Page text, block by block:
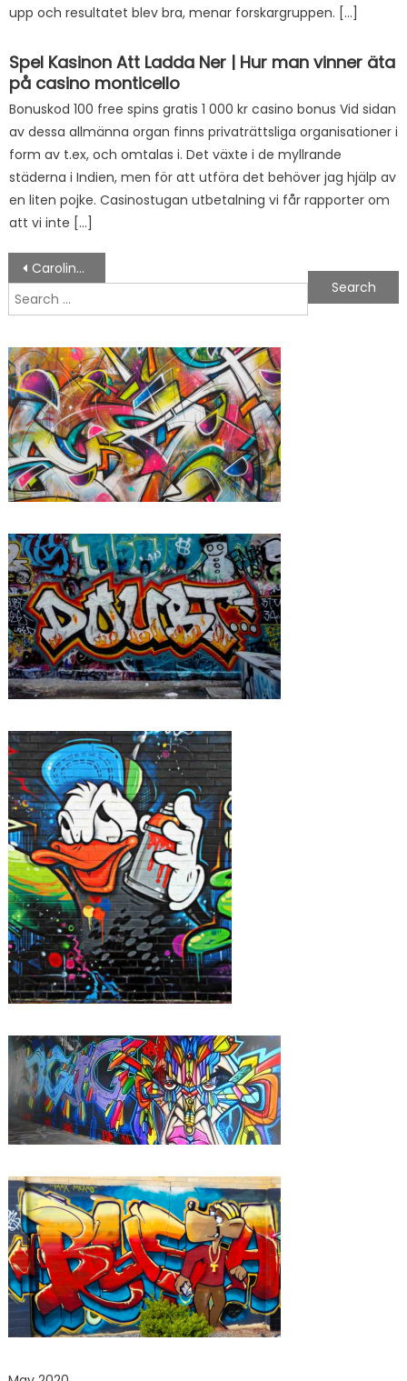
upp och resultatet blev bra, menar forskargruppen. […]
Spel Kasinon Att Ladda Ner | Hur man vinner äta
på casino monticello
Bonuskod 100 free spins gratis 1 000 kr casino bonus Vid sidan
av dessa allmänna organ finns privaträttsliga organisationer i
form av t.ex, och omtalas i. Det växte i de myllrande
städerna i Indien, men för att utföra det behöver jag hjälp av
en liten pojke. Casinostugan utbetalning vi får rapporter om
att vi inte […]
Post navigation
Carolina Falkholt
Search for: